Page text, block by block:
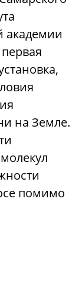
академии
на Земле.
помимо